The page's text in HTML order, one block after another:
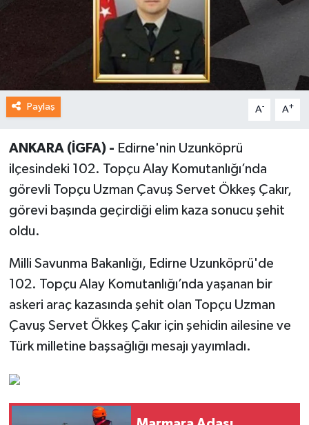
Paylaş A- A+
ANKARA (İGFA) - Edirne'nin Uzunköprü
ilçesindeki 102. Topçu Alay Komutanlığı’nda
görevli Topçu Uzman Çavuş Servet Ökkeş Çakır,
görevi başında geçirdiği elim kaza sonucu şehit
oldu.
Milli Savunma Bakanlığı, Edirne Uzunköprü'de
102. Topçu Alay Komutanlığı’nda yaşanan bir
askeri araç kazasında şehit olan Topçu Uzman
Çavuş Servet Ökkeş Çakır için şehidin ailesine ve
Türk milletine başsağlığı mesajı yayımladı.